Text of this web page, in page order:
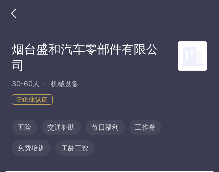
烟台盛和汽车零部件有限公
司
30-60人 机械设备
企业认证
五险 交通补助 节日福利 工作餐
免费培训 工龄工资